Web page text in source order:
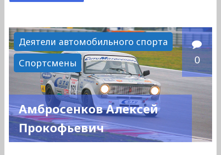
Сергеевич"
Деятели автомобильного спорта
Спортсмены
0
Амбросенков Алексей
Прокофьевич